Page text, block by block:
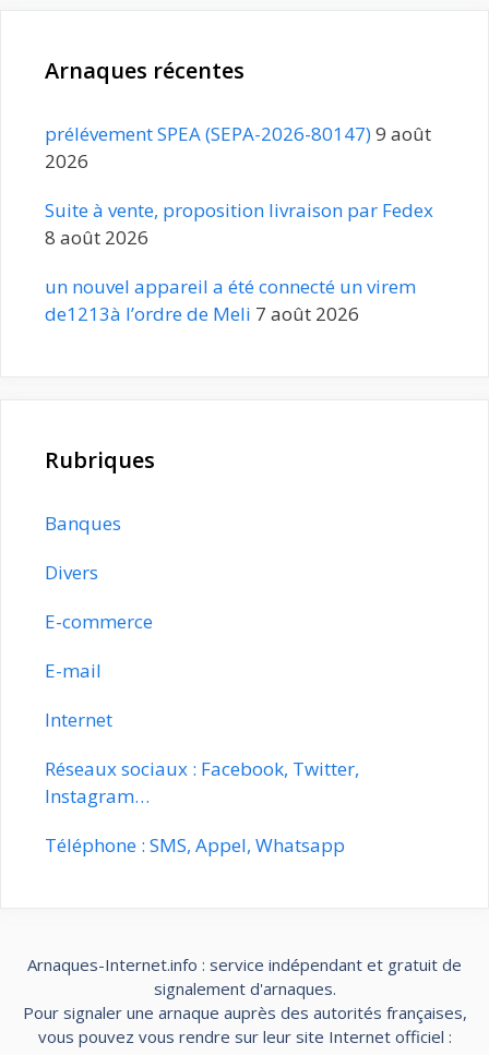
Arnaques récentes
prélévement SPEA (SEPA-2026-80147)9 août
2026
Suite à vente, proposition livraison par Fedex
8 août 2026
un nouvel appareil a été connecté un virem
de1213à l’ordre de Meli 7 août 2026
Rubriques
Banques
Divers
E-commerce
E-mail
Internet
Réseaux sociaux : Facebook, Twitter,
Instagram…
Téléphone : SMS, Appel, Whatsapp
Arnaques-Internet.info : service indépendant et gratuit de
signalement d'arnaques.
Pour signaler une arnaque auprès des autorités françaises,
vous pouvez vous rendre sur leur site Internet officiel :